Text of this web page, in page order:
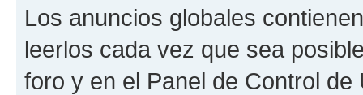
Los anuncios globales
leerlos cada vez que sea
foro y en el Panel de Control